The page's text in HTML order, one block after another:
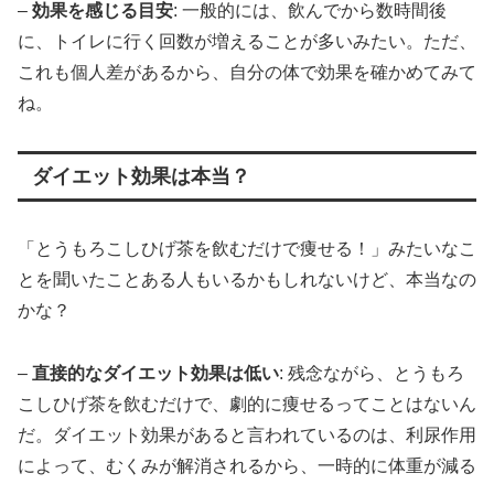
– 効果を感じる目安: 一般的には、飲んでから数時間後
に、トイレに行く回数が増えることが多いみたい。ただ、
これも個人差があるから、自分の体で効果を確かめてみて
ね。
ダイエット効果は本当？
「とうもろこしひげ茶を飲むだけで痩せる！」みたいなこ
とを聞いたことある人もいるかもしれないけど、本当なの
かな？
– 直接的なダイエット効果は低い: 残念ながら、とうもろ
こしひげ茶を飲むだけで、劇的に痩せるってことはないん
だ。ダイエット効果があると言われているのは、利尿作用
によって、むくみが解消されるから、一時的に体重が減る